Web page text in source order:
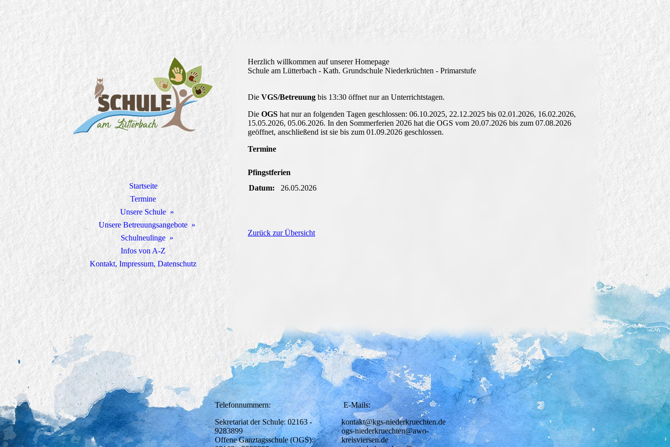
Startseite
Termine
Unsere Schule
Unsere Betreuungsangebote
Schulneulinge
Infos von A-Z
Kontakt, Impressum, Datenschutz
Herzlich willkommen auf unserer Homepage
Schule am Lütterbach - Kath. Grundschule Niederkrüchten - Primarstufe
Die VGS/Betreuung bis 13:30 öffnet nur an Unterrichtstagen.
Die OGS hat nur an folgenden Tagen geschlossen: 06.10.2025, 22.12.2025 bis 02.01.2026, 16.02.2026,
15.05.2026, 05.06.2026. In den Sommerferien 2026 hat die OGS vom 20.07.2026 bis zum 07.08.2026
geöffnet, anschließend ist sie bis zum 01.09.2026 geschlossen.
Termine
Pfingstferien
Datum:
26.05.2026
Zurück zur Übersicht
Telefonnummern:
Sekretariat der Schule: 02163 -
9283899
Offene Ganztagsschule (OGS):
E-Mails:
kontakt@kgs-niederkruechten.de
ogs-niederkruechten@awo-
kreisviersen.de